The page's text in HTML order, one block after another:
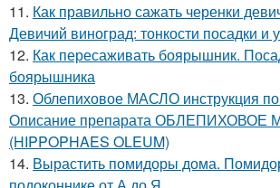
11. Как правильно сажать черенки
Девичий виноград: тонкости посадки и
12. Как пересаживать боярышник.
боярышника
13. Облепиховое МАСЛО инструкция
Описание препарата ОБЛЕПИХОВОЕ
(HIPPOPHAES OLEUM)
14. Вырастить помидоры дома.